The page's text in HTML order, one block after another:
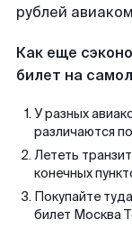
рублей
Как еще
билет на
У разных
различаются
Лететь
конечных
Покупайте
билет Москва